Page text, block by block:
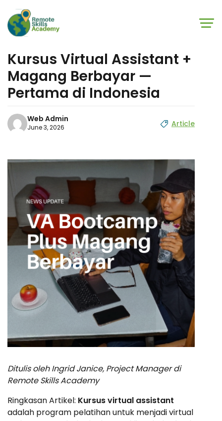
Skip to main content
Skip to footer
Kursus Virtual Assistant +
Magang Berbayar —
Pertama di Indonesia
Web Admin
June 3, 2026 Article
Ditulis oleh Ingrid Janice, Project Manager di
Remote Skills Academy
Ringkasan Artikel: Kursus virtual assistant
adalah program pelatihan untuk menjadi virtual